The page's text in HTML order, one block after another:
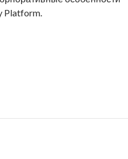
Platform.
Good Dynamics App